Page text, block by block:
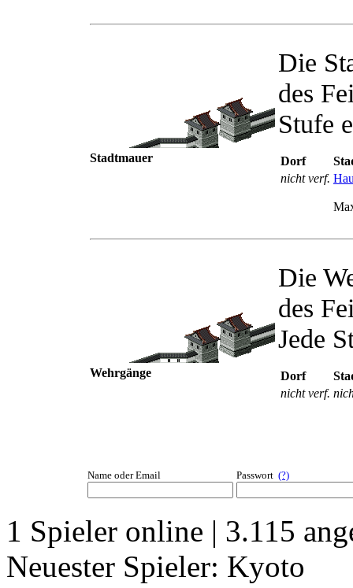
Stadtmauer
Die
des
Stufe
Dorf
nicht verf.
Wehrgänge
Die
des
Jede
Dorf
nicht verf.
Name oder Email Passwort (?)
1 Spieler online | 3.115
Neuester Spieler: Kyoto